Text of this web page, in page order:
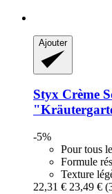
Ajouter
Styx Crème
-5%
Pour tous
Formule
Texture
22,31 € 23,49 €